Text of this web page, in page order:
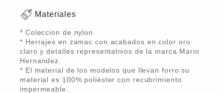
Materiales
* Coleccion de nylon.
* Herrajes en zamac con acabados en color oro
claro y detalles representativos de la marca Mario
Hernandez.
* El material de los modelos que llevan forro su
material es 100% poliéster con recubrimiento
impermeable.